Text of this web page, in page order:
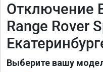
Отключение
Range Rover
Выберите вашу